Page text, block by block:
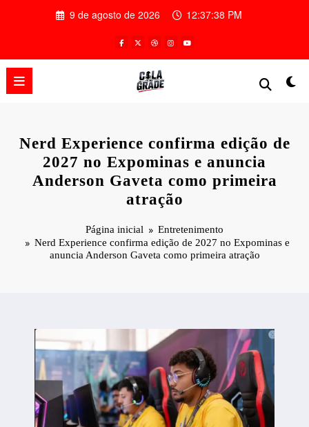
9 de agosto de 2026 12:37:39 PM
Nerd Experience confirma edição de
2027 no Expominas e anuncia
Anderson Gaveta como primeira
atração
Página inicial
Entretenimento
Nerd Experience confirma edição de 2027 no Expominas e
anuncia Anderson Gaveta como primeira atração